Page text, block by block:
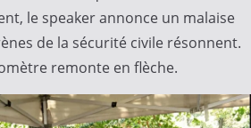
le speaker annonce un malaise
de la sécurité civile résonnent.
remonte en flèche.